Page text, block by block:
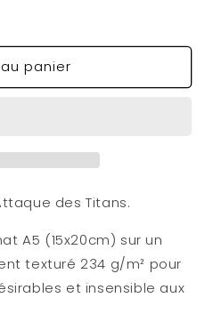
panier
des Titans.
A5 (15x20cm) sur un
texturé 234 g/m² pour
et insensible aux